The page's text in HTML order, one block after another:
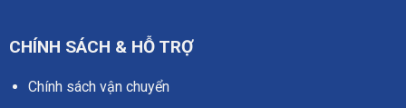
CHÍNH SÁCH & HỖ TRỢ
Chính sách vận chuyển